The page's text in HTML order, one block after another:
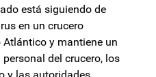
está siguiendo de
en un crucero
Atlántico y mantiene un
del crucero, los